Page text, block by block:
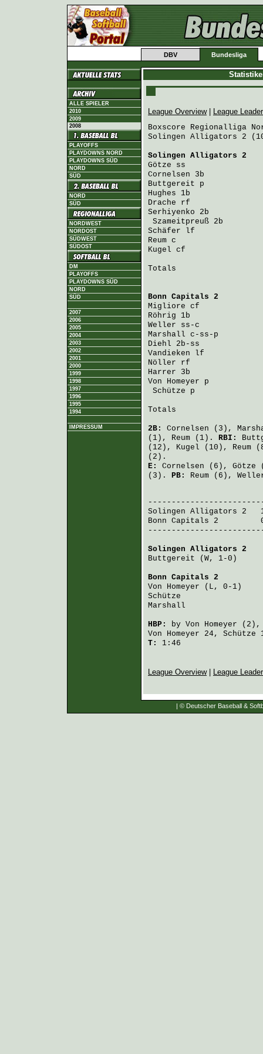
DBV Bundesliga
ALLE SPIELER
2010
2009
2008
PLAYOFFS
PLAYDOWNS NORD
PLAYDOWNS SÜD
NORD
SÜD
NORD
SÜD
NORDWEST
NORDOST
SÜDWEST
SÜDOST
DM
PLAYOFFS
PLAYDOWNS SÜD
NORD
SÜD
2007
2006
2005
2004
2003
2002
2001
2000
1999
1998
1997
1996
1995
1994
IMPRESSUM
League Overview|
League
Boxscore Regionalliga
Solingen Alligators 2
Solingen Alligators 2
Götze ss
Cornelsen 3b
Buttgereit p
Hughes 1b
Drache rf                 3
Serhiyenko 2b
Szameitpreuß 2b
Schäfer lf                3
Reum c                    2
Kugel cf
Totals
Bonn Capitals 2
Migliore cf
Röhrig 1b
Weller ss-c
Marshall c-ss-p
Diehl 2b-ss
Vandieken lf
Nöller rf
Harrer 3b
Von Homeyer p
Schütze p
Totals
2B: Cornelsen (3),
(1), Reum (1). RBI:
(12), Kugel (10), Reum
(2).
E: Cornelsen (6), Götze
(3). PB: Reum (6),
Solingen Alligators 2
Bonn Capitals 2
Solingen Alligators 2
Buttgereit (W, 1-0)
Bonn Capitals 2
Von Homeyer (L, 0-1)
Schütze
Marshall
HBP: by Von Homeyer
Von Homeyer 24, Schütze
T:
1:46
League Overview| League
| © Deutscher Baseball &